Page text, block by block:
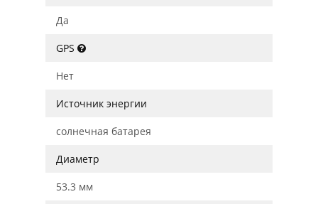
Да
GPS
Нет
Источник энергии
солнечная батарея
Диаметр
53.3 мм